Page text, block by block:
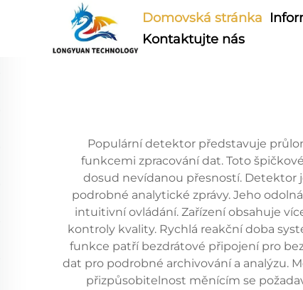
Domovská stránka
Kontaktujte nás
Populární detektor představuje
funkcemi zpracování dat. Toto
dosud nevídanou přesností. Detektor
podrobné analytické zprávy. Jeho
intuitivní ovládání. Zařízení obsahuje
kontroly kvality. Rychlá reakční doba
funkce patří bezdrátové připojení pro
dat pro podrobné archivování a analýzu.
přizpůsobitelnost měnícím se